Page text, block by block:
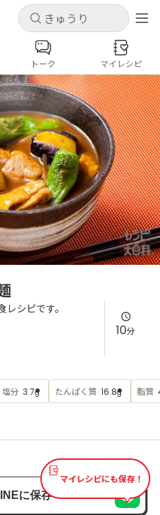
キャンセル
ピを保存できます
新規登録
せ
キャンセル
コンテンツ
マト
とうもろこし
ゴーヤ
トーク マイレシピ
シピです。
10分
塩分 3.7g たんぱく質 16.8g 脂質
マイレシピにも保存！
に保存